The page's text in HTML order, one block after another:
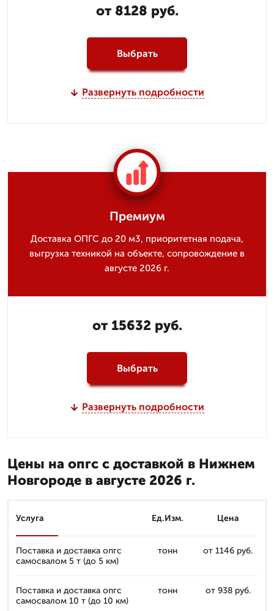
от 8128 руб.
Выбрать
Развернуть подробности
Премиум
Доставка ОПГС до 20 м3, приоритетная подача,
выгрузка техникой на объекте, сопровождение в
августе 2026 г.
от 15632 руб.
Выбрать
Развернуть подробности
Цены на опгс с доставкой в Нижнем
Новгороде в августе 2026 г.
Услуга Ед.Изм. Цена
Поставка и доставка опгс
самосвалом 5 т (до 5 км)
тонн от 1146 руб.
Поставка и доставка опгс
самосвалом 10 т (до 10 км)
тонн от 938 руб.